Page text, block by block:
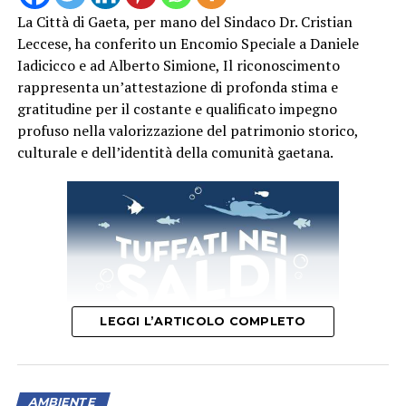
“La finta perizia dei valori”:i criminali convincono
la vittima a raccogliere denaro, gioielli o altri beni
custoditi in casa, annunciando l’arrivo imminente di
“perizia” o verifica di autenticità degli oggetti di
valore, adducendo quali scuse, il confronto con
merci oggetto di rapine o altri crimini.
richieste di denaro contante per sanare presunte
violazioni o multe.
“La truffa del finto appartenente al
La Città di Gaeta, per mano del Sindaco Dr. Cristian
Leccese, ha conferito un Encomio Speciale a Daniele
Iadicicco e ad Alberto Simione, Il riconoscimento
rappresenta un’attestazione di profonda stima e
gratitudine per il costante e qualificato impegno
profuso nella valorizzazione del patrimonio storico,
culturale e dell’identità della comunità gaetana.
LEGGI L’ARTICOLO COMPLETO
AMBIENTE